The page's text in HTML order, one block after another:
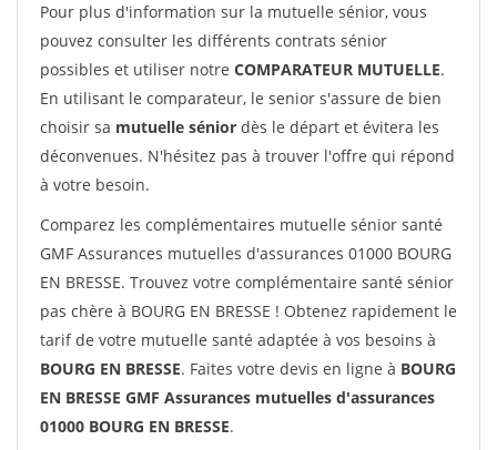
Pour plus d'information sur la mutuelle sénior, vous
pouvez consulter les différents contrats sénior
possibles et utiliser notre COMPARATEUR MUTUELLE.
En utilisant le comparateur, le senior s'assure de bien
choisir sa mutuelle sénior dès le départ et évitera les
déconvenues. N'hésitez pas à trouver l'offre qui répond
à votre besoin.
Comparez les complémentaires mutuelle sénior santé
GMF Assurances mutuelles d'assurances 01000 BOURG
EN BRESSE. Trouvez votre complémentaire santé sénior
pas chère à BOURG EN BRESSE ! Obtenez rapidement le
tarif de votre mutuelle santé adaptée à vos besoins à
BOURG EN BRESSE. Faites votre devis en ligne à BOURG
EN BRESSE GMF Assurances mutuelles d'assurances
01000 BOURG EN BRESSE.